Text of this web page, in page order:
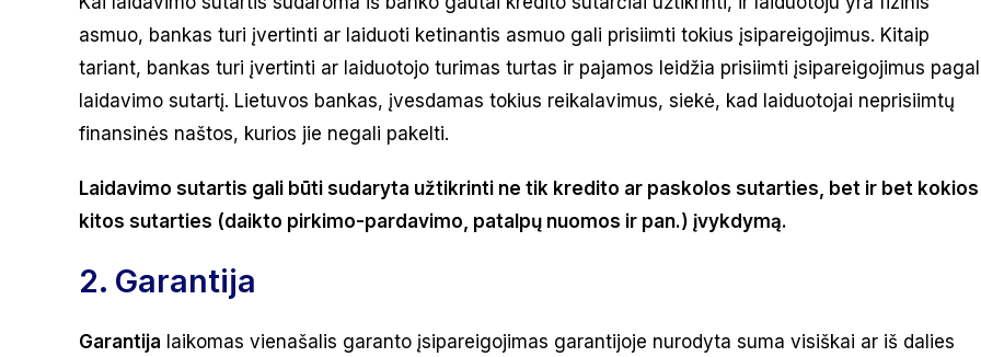
asmuo, bankas turi įvertinti ar laiduoti ketinantis asmuo gali prisiimti tokius įsipareigojimus. Kitaip
tariant, bankas turi įvertinti ar laiduotojo turimas turtas ir pajamos leidžia prisiimti įsipareigojimus pagal
laidavimo sutartį. Lietuvos bankas, įvesdamas tokius reikalavimus, siekė, kad laiduotojai neprisiimtų
finansinės naštos, kurios jie negali pakelti.
Laidavimo sutartis gali būti sudaryta užtikrinti ne tik kredito ar paskolos sutarties, bet ir bet kokios
kitos sutarties (daikto pirkimo-pardavimo, patalpų nuomos ir pan.) įvykdymą.
2. Garantija
Garantija laikomas vienašalis garanto įsipareigojimas garantijoje nurodyta suma visiškai ar iš dalies